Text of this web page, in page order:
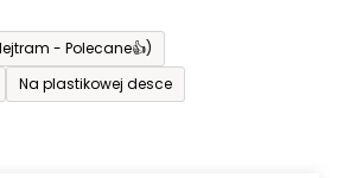
- Polecane👍)
Na plastikowej desce